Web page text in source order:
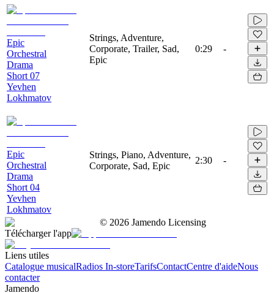
Epic
Orchestral
Drama
Short 07
Yevhen
Lokhmatov
Strings, Adventure,
Corporate, Trailer, Sad,
Epic
0:29 -
Epic
Orchestral
Drama
Short 04
Yevhen
Lokhmatov
Strings, Piano, Adventure,
Corporate, Sad, Epic
2:30 -
© 2026 Jamendo Licensing
Télécharger l'app
Liens utiles
Catalogue musicalRadios In-storeTarifsContactCentre d'aideNous
contacter
Jamendo